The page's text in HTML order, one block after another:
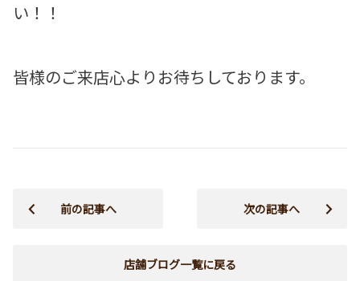
い！！
皆様のご来店心よりお待ちしております。
前の記事へ
店舗ブログ一覧に戻る
次の記事へ